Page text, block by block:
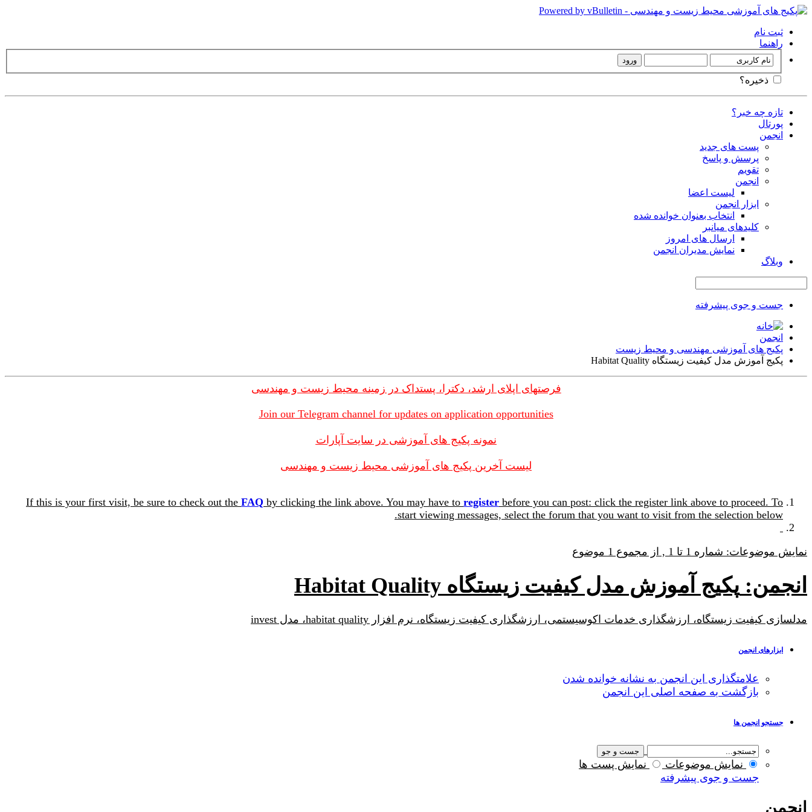
ثبت نام
راهنما
ذخیره؟
تازه چه خبر؟
پورتال
انجمن
پست های جدید
پرسش و پاسخ
تقویم
انجمن
لیست اعضا
ابزار انجمن
انتخاب بعنوان خوانده شده
کلیدهای میانبر
ارسال های امروز
نمایش مدیران انجمن
وبلاگ
جست و جوی پیشرفته
انجمن
پکیج های آموزشی مهندسی و محیط زیست
پکیج آموزش مدل کیفیت زیستگاه Habitat Quality
فرصتهای اپلای ارشد، دکترا، پستداک در زمینه محیط زیست و مهندسی
Join our Telegram channel for updates on application opportunities
نمونه پکیج های آموزشی در سایت آپارات
لیست آخرین پکیج های آموزشی محیط زیست و مهندسی
If this is your first visit, be sure to check out the FAQ by clicking the link above. You may have to register before you can post: click the register link above to proceed. To
start viewing messages, select the forum that you want to visit from the selection below.
نمایش موضوعات: شماره 1 تا 1 , از مجموع ‍1 موضوع
انجمن: پکیج آموزش مدل کیفیت زیستگاه Habitat Quality
مدلسازی کیفیت زیستگاه، ارزشگذاری خدمات اکوسیستمی، ارزشگذاری کیفیت زیستگاه، نرم افزار habitat quality، مدل invest
ابزارهای انجمن
علامتگذاری این انجمن به نشانه خوانده شدن
بازگشت به صفحه اصلی این انجمن
جستجو انجمن ها
نمایش موضوعات
نمایش پست ها
جست و جوی پیشرفته
انجمن